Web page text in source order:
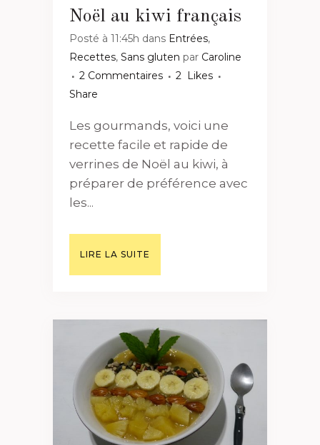
Noël au kiwi français
Posté à 11:45h dans Entrées,
Recettes, Sans gluten par Caroline
2 Commentaires
2 Likes
Share
Les gourmands, voici une
recette facile et rapide de
verrines de Noël au kiwi, à
préparer de préférence avec
les...
LIRE LA SUITE